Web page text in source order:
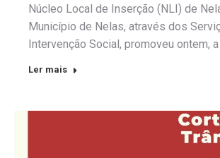
Núcleo Local de Inserção (NLI) de
Município de Nelas, através dos
Intervenção Social, promoveu ontem, a
Ler mais